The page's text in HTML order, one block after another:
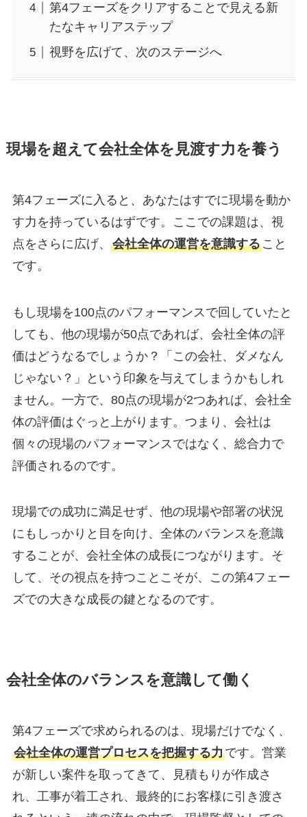
第4フェーズをクリアすることで見える新
たなキャリアステップ
視野を広げて、次のステージへ
現場を超えて会社全体を見渡す力を養う
第4フェーズに入ると、あなたはすでに現場を動か
す力を持っているはずです。ここでの課題は、視
点をさらに広げ、 会社全体の運営を意識すること
です。
もし現場を100点のパフォーマンスで回していたと
しても、他の現場が50点であれば、会社全体の評
価はどうなるでしょうか？「この会社、ダメなん
じゃない？」という印象を与えてしまうかもしれ
ません。一方で、80点の現場が2つあれば、会社全
体の評価はぐっと上がります。つまり、会社は
個々の現場のパフォーマンスではなく、総合力で
評価されるのです。
現場での成功に満足せず、他の現場や部署の状況
にもしっかりと目を向け、全体のバランスを意識
することが、会社全体の成長につながります。そ
して、その視点を持つことこそが、この第4フェー
ズでの大きな成長の鍵となるのです。
会社全体のバランスを意識して働く
第4フェーズで求められるのは、現場だけでなく、
会社全体の運営プロセスを把握する力です。営業
が新しい案件を取ってきて、見積もりが作成さ
れ、工事が着工され、最終的にお客様に引き渡さ